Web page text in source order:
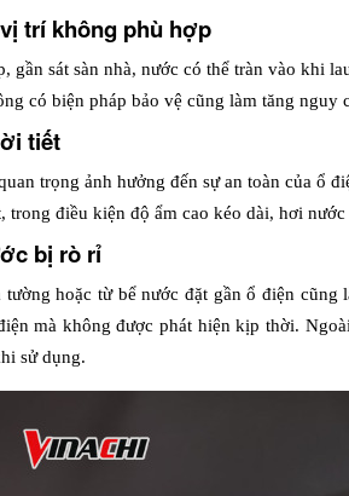
trí không phù hợp
gần sát sàn nhà, nước có thể tràn vào khi
có biện pháp bảo vệ cũng làm tăng
tiết
trọng ảnh hưởng đến sự an toàn của ổ
trong điều kiện độ ẩm cao kéo dài, hơi
bị rò rỉ
hoặc từ bể nước đặt gần ổ điện
mà không được phát hiện kịp thời.
sử dụng.